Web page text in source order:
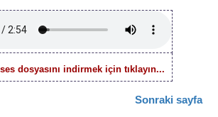
dosyasını indirmek için tıklayın...
Sonraki sayfa